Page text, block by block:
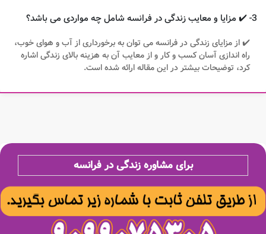
3- ✔️ مزایا و معایب زندگی در فرانسه شامل چه مواردی می باشد؟
✔️ از مزایای زندگی در فرانسه می توان به برخورداری از آب و هوای خوب،
راه اندازی آسان کسب و کار و از معایب آن به هزینه بالای زندگی اشاره
کرد، توضیحات بیشتر در این مقاله ارائه شده است.
برای مشاوره زندگی در فرانسه